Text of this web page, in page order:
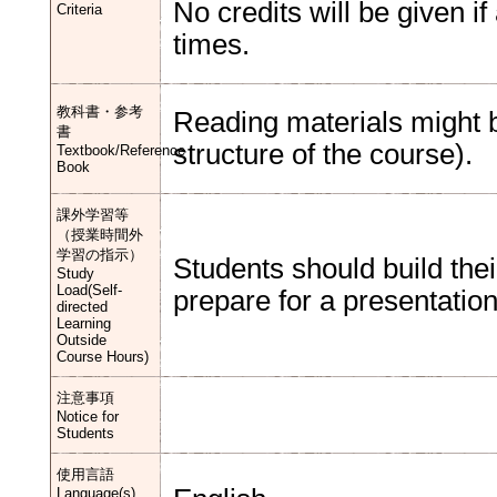
Criteria
No credits will be given
times.
教科書・参考
書
Textbook/Reference
Book
Reading materials might
structure of the course).
課外学習等
（授業時間外
学習の指示）
Study
Load(Self-
directed
Learning
Outside
Course Hours)
Students should build
prepare for a
注意事項
Notice for
Students
使用言語
Language(s)